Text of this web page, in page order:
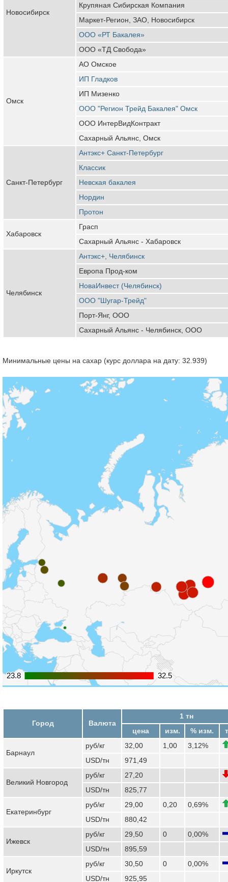
Новосибирск
Крупяная Сибирская Компания
Маркет-Регион, ЗАО, Новосибирск
ООО «РТ Бакалея»
ООО «ТД Свобода»
Омск
АО Омское
ИП Гладков
ИП Мизенко
ООО "Регион Трейд Бакалея" Омск
ООО ИнтерВидКонтракт
Сахарный Альянс, Омск
Санкт-Петербург
Антэкс+ Санкт-Петербург
Классик
Невская бакалея
Нордин
Протон
Хабаровск
Грасп
Сахарный Альянс - Хабаровск
Челябинск
Антэкс+, Челябинск
Европа Прод-ком
НоваИнвест (Челябинск)
ООО "Шугар-Трейд"
Порт-Янг, ООО
Сахарный Альянс - Челябинск, ООО
Минимальные цены на сахар (курс доллара на дату: 32.939)
23.8
23.8 32.5
32.5
Город Валюта
1 тн
цена
изм. % изм.
Барнаул
руб/кг 32,00 1,00
3,12%
USD/тн
971,49
Великий Новгород
руб/кг
27,20
USD/тн
825,77
Екатеринбург
руб/кг 29,00 0,20
0,69%
USD/тн
880,42
Ижевск
руб/кг 29,50 0
0,00%
USD/тн
895,59
Иркутск
руб/кг 30,50 0
0,00%
USD/тн
925,95